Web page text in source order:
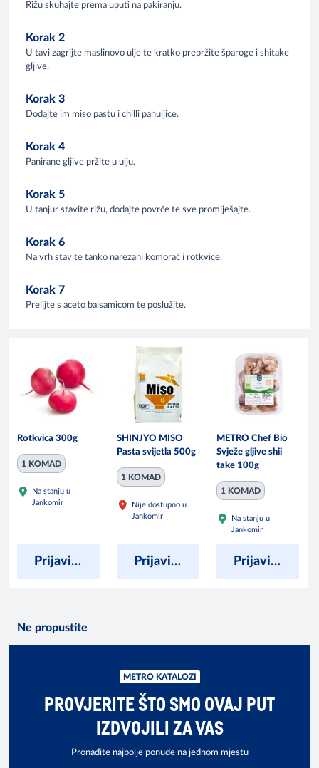
Rižu skuhajte prema uputi na pakiranju.
Korak 2
U tavi zagrijte maslinovo ulje te kratko prepržite šparoge i shitake
gljive.
Korak 3
Dodajte im miso pastu i chilli pahuljice.
Korak 4
Panirane gljive pržite u ulju.
Korak 5
U tanjur stavite rižu, dodajte povrće te sve promiješajte.
Korak 6
Na vrh stavite tanko narezani komorač i rotkvice.
Korak 7
Prelijte s aceto balsamicom te poslužite.
Rotkvica 300g
1 KOMAD
Na stanju u
Jankomir
Prijavite se kako bi vidjeli cijene
SHINJYO MISO
Pasta svijetla 500g
1 KOMAD
Nije dostupno u
Jankomir
Prijavite se kako bi vidjeli cijene
METRO Chef Bio
Svježe gljive shii
take 100g
1 KOMAD
Na stanju u
Jankomir
Prijavite se kako bi vidjeli cijene
Ne propustite
METRO KATALOZI
PROVJERITE ŠTO SMO OVAJ PUT
IZDVOJILI ZA VAS
Pronađite najbolje ponude na jednom mjestu